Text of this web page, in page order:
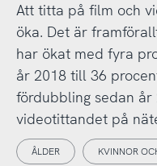
Att titta på film och
öka. Det är
har ökat med fyra
år 2018 till 36
fördubbling sedan
videotittandet på
ÅLDER KVINNOR